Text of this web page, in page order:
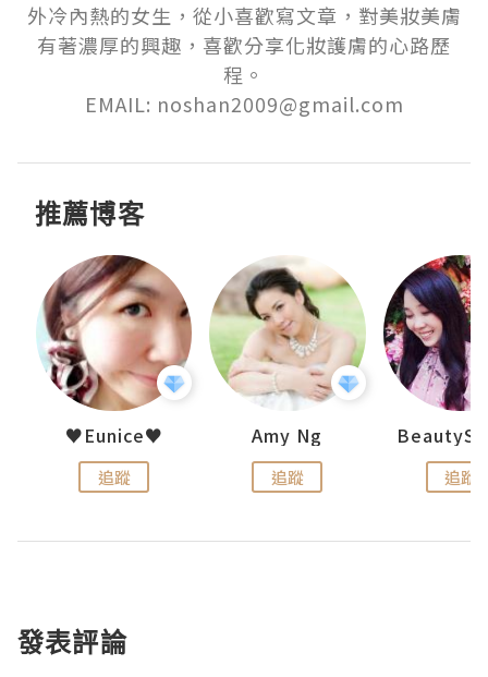
外冷內熱的女生，從小喜歡寫文章，對美妝美膚
有著濃厚的興趣，喜歡分享化妝護膚的心路歷
程。
EMAIL: noshan2009@gmail.com
推薦博客
♥Eunice♥
追蹤
Amy Ng
追蹤 追蹤
發表評論